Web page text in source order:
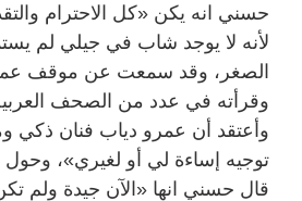
حسني انه يكن «كل الاحترام
لأنه لا يوجد شاب في جيلي لم
الصغر، وقد سمعت عن موقف
وقرأته في عدد من الصحف
وأعتقد أن عمرو دياب فنان ذكي
توجيه إساءة لي أو لغيري»، وحول
قال حسني انها «الآن جيدة ولم